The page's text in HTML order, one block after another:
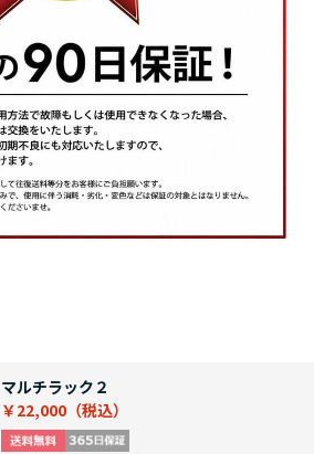
マルチラック２
￥22,000